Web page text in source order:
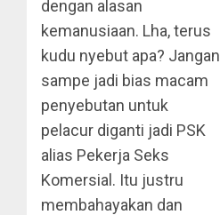
dengan alasan
kemanusiaan. Lha, terus
kudu nyebut apa? Jangan
sampe jadi bias macam
penyebutan untuk
pelacur diganti jadi PSK
alias Pekerja Seks
Komersial. Itu justru
membahayakan dan